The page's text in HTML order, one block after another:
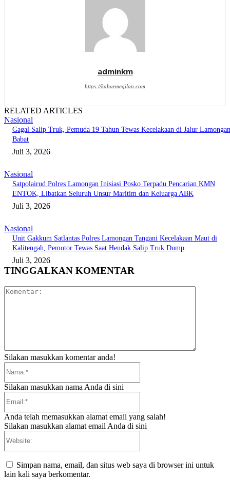
adminkm
https://kabarmegilan.com
RELATED ARTICLES
Nasional
Gagal Salip Truk, Pemuda 19 Tahun Tewas Kecelakaan di Jalur
Babat
Juli 3, 2026
Nasional
Satpolairud Polres Lamongan Inisiasi Posko Terpadu Pencarian KMN
ENTOK, Libatkan Seluruh Unsur Maritim dan Keluarga ABK
Juli 3, 2026
Nasional
Unit Gakkum Satlantas Polres Lamongan Tangani Kecelakaan Maut di
Kalitengah, Pemotor Tewas Saat Hendak Salip Truk Dump
Juli 3, 2026
TINGGALKAN KOMENTAR
Silakan masukkan komentar anda!
Silakan masukkan nama Anda di sini
Anda telah memasukkan alamat email yang salah!
Silakan masukkan alamat email Anda di sini
Simpan nama, email, dan situs web saya di browser ini untuk
lain kali saya berkomentar.